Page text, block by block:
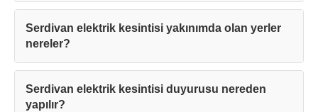
Serdivan elektrik kesintisi yakınımda olan yerler
nereler?
Serdivan elektrik kesintisi duyurusu nereden
yapılır?